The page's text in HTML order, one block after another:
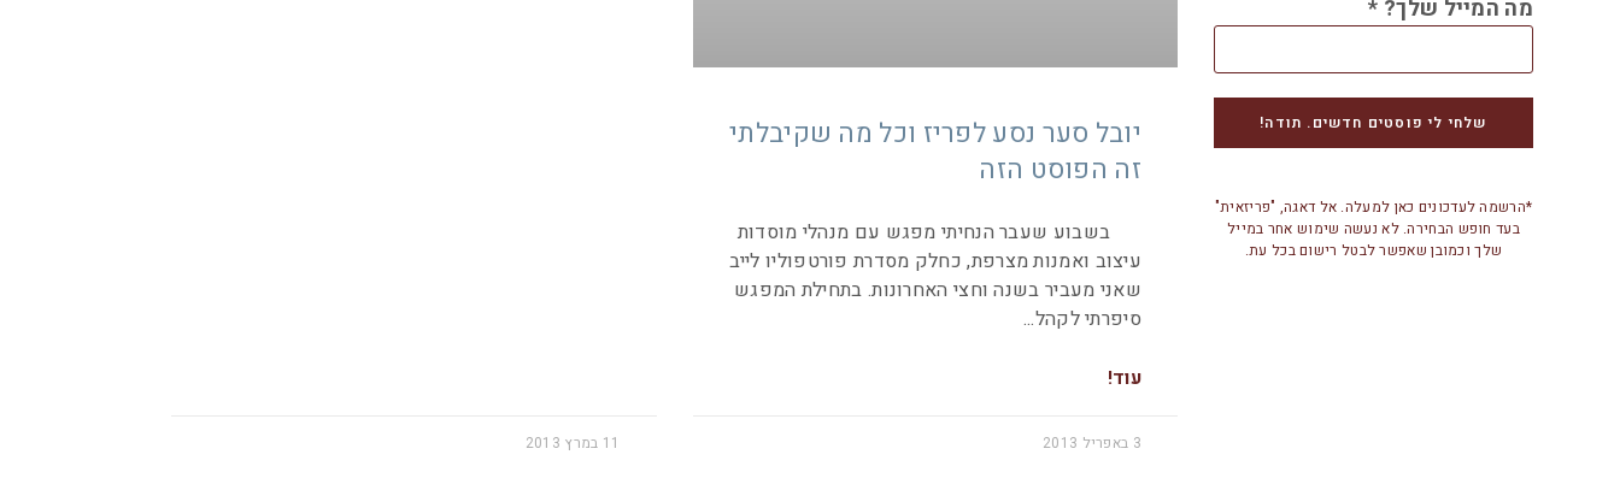
מה המייל שלך? *
*הרשמה לעדכונים כאן למעלה. אל דאגה, "פריזאית"
בעד חופש הבחירה. לא נעשה שימוש אחר במייל
שלך וכמובן שאפשר לבטל רישום בכל עת.
יובל סער נסע לפריז וכל מה שקיבלתי
זה הפוסט הזה
בשבוע שעבר הנחיתי מפגש עם מנהלי מוסדות
עיצוב ואמנות מצרפת, כחלק מסדרת פורטפוליו לייב
שאני מעביר בשנה וחצי האחרונות. בתחילת המפגש
סיפרתי לקהל
עוד!
3 באפריל 2013 11 במרץ 2013